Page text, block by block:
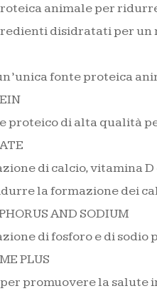
animale per
disidratati per
fonte proteica
proteico di alta qualità
di calcio, vitamina
la formazione dei
AND SODIUM
di fosforo e di
PLUS
per promuovere la